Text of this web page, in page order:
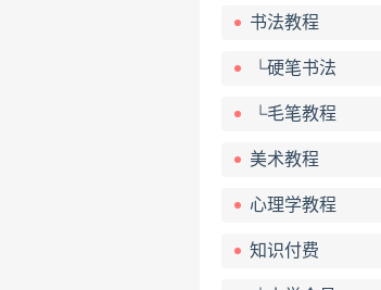
书法教程
└硬笔书法
└毛笔教程
美术教程
心理学教程
知识付费